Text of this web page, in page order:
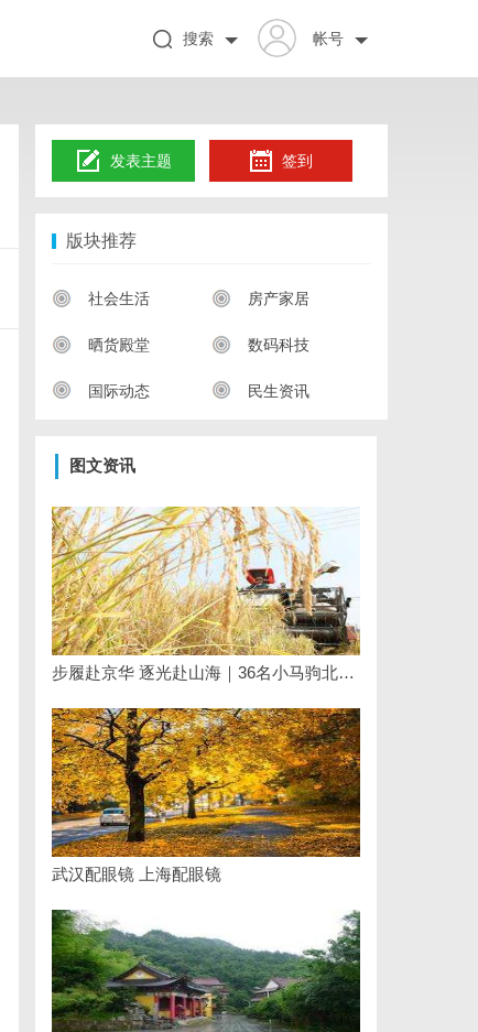
帐号
搜索
发表主题 签到
版块推荐
社会生活 房产家居
晒货殿堂 数码科技
国际动态 民生资讯
图文资讯
步履赴京华 逐光赴山海｜36名小马驹北京游学圆满收官
武汉配眼镜 上海配眼镜